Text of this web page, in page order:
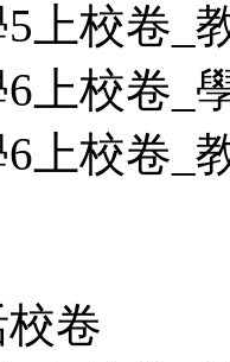
上校卷_
上校卷_
上校卷_
卷